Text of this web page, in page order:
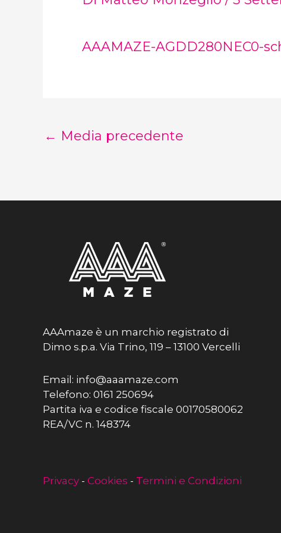
AAAMAZE-AGDD280NEC0-
← Media precedente
AAAmaze è un marchio registrato di
Dimo s.p.a. Via Trino, 119 – 13100 Vercelli
Email: info@aaamaze.com
Telefono: 0161 250694
Partita iva e codice fiscale 00170580062
REA/VC n. 148374
Privacy - Cookies - Termini e Condizioni